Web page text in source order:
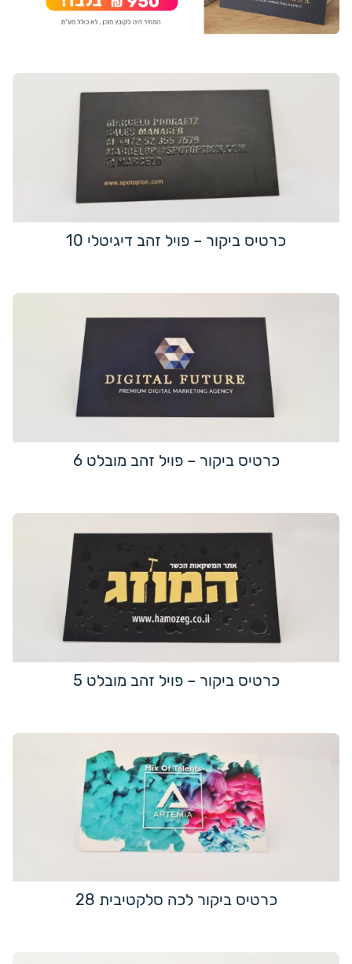
כרטיס ביקור – פויל זהב דיגיטלי 10
כרטיס ביקור – פויל זהב מובלט 6
כרטיס ביקור – פויל זהב מובלט 5
כרטיס ביקור לכה סלקטיבית 28